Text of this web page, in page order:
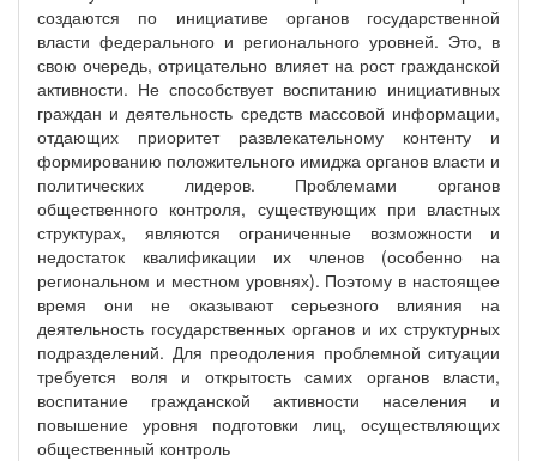
создаются по инициативе органов государственной
власти федерального и регионального уровней. Это, в
свою очередь, отрицательно влияет на рост гражданской
активности. Не способствует воспитанию инициативных
граждан и деятельность средств массовой информации,
отдающих приоритет развлекательному контенту и
формированию положительного имиджа органов власти и
политических лидеров. Проблемами органов
общественного контроля, существующих при властных
структурах, являются ограниченные возможности и
недостаток квалификации их членов (особенно на
региональном и местном уровнях). Поэтому в настоящее
время они не оказывают серьезного влияния на
деятельность государственных органов и их структурных
подразделений. Для преодоления проблемной ситуации
требуется воля и открытость самих органов власти,
воспитание гражданской активности населения и
повышение уровня подготовки лиц, осуществляющих
общественный контроль